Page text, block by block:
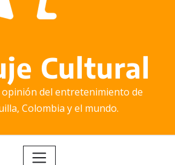
Cultural
del entretenimiento de
Colombia y el mundo.